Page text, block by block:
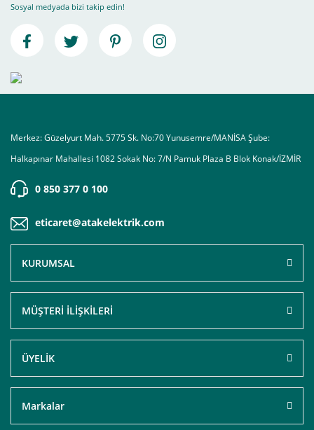
Sosyal medyada bizi takip edin!
Merkez: Güzelyurt Mah. 5775 Sk. No:70 Yunusemre/MANİSA Şube:
Halkapınar Mahallesi 1082 Sokak No: 7/N Pamuk Plaza B Blok Konak/İZMİR
0 850 377 0 100
eticaret@atakelektrik.com
KURUMSAL
MÜŞTERİ İLİŞKİLERİ
ÜYELİK
Markalar